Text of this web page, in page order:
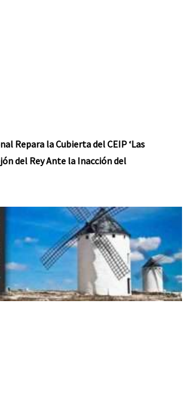
Repara la Cubierta del CEIP ‘Las
del Rey Ante la Inacción del